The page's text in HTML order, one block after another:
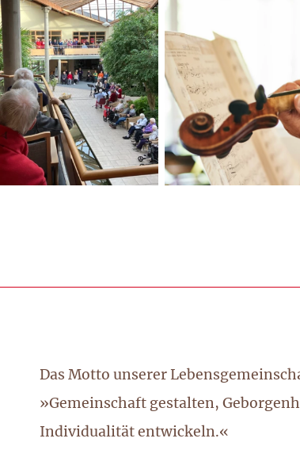
Das Motto unserer
»Gemeinschaft gestalten,
Individualität entwickeln.«